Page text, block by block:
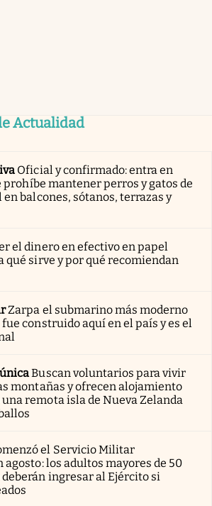
Actualidad
Oficial y confirmado: entra en
prohíbe mantener perros y gatos de
balcones, sótanos, terrazas y
el dinero en efectivo en papel
qué sirve y por qué recomiendan
Zarpa el submarino más moderno
construido aquí en el país y es el
Buscan voluntarios para vivir
montañas y ofrecen alojamiento
remota isla de Nueva Zelanda
el Servicio Militar
agosto: los adultos mayores de 50
ingresar al Ejército si